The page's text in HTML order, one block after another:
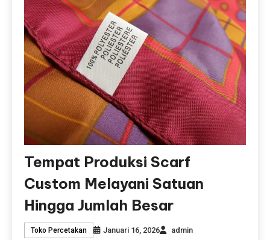
Tempat Produksi Scarf
Custom Melayani Satuan
Hingga Jumlah Besar
Toko Percetakan Januari 16, 2026
admin